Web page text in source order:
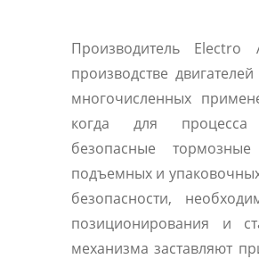
Производитель Electro
производстве
многочисленных
когда для процесса
безопасные
подъемных и
безопасности,
позиционирования и
механизма заставляют